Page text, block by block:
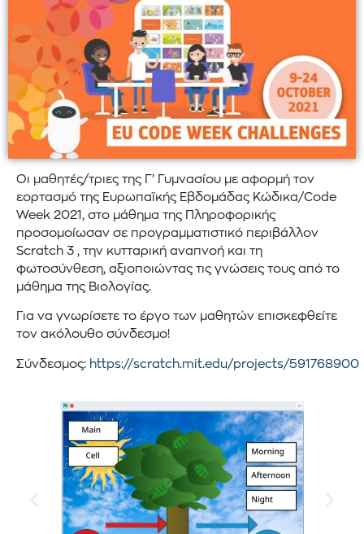
Οι μαθητές/τριες της Γ’ Γυμνασίου με αφορμή τον
εορτασμό της Ευρωπαϊκής Εβδομάδας Κώδικα/Code
Week 2021, στο μάθημα της Πληροφορικής
προσομοίωσαν σε προγραμματιστικό περιβάλλον
Scratch 3 , την κυτταρική αναπνοή και τη
φωτοσύνθεση, αξιοποιώντας τις γνώσεις τους από το
μάθημα της Βιολογίας.
Για να γνωρίσετε το έργο των μαθητών επισκεφθείτε
τον ακόλουθο σύνδεσμο!
Σύνδεσμος: https://scratch.mit.edu/projects/591768900